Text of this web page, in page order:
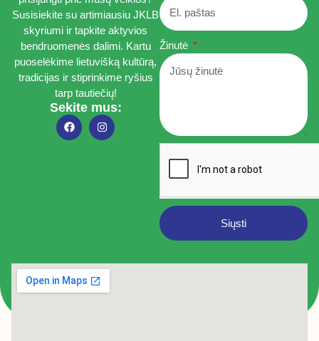
Susisiekite su artimiausiu JKLB
skyriumi ir tapkite aktyvios
bendruomenės dalimi. Kartu
puoselėkime lietuvišką kultūrą,
tradicijas ir stiprinkime ryšius
tarp tautiečių!
Sekite mus:
Žinutė
Siųsti